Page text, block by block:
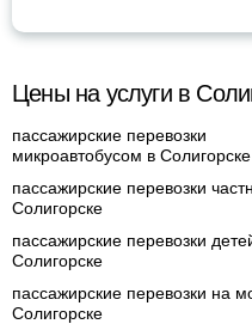
Цены на услуги в
пассажирские перевозки
микроавтобусом в Солигорске
пассажирские перевозки
Солигорске
пассажирские перевозки
Солигорске
пассажирские перевозки на
Солигорске